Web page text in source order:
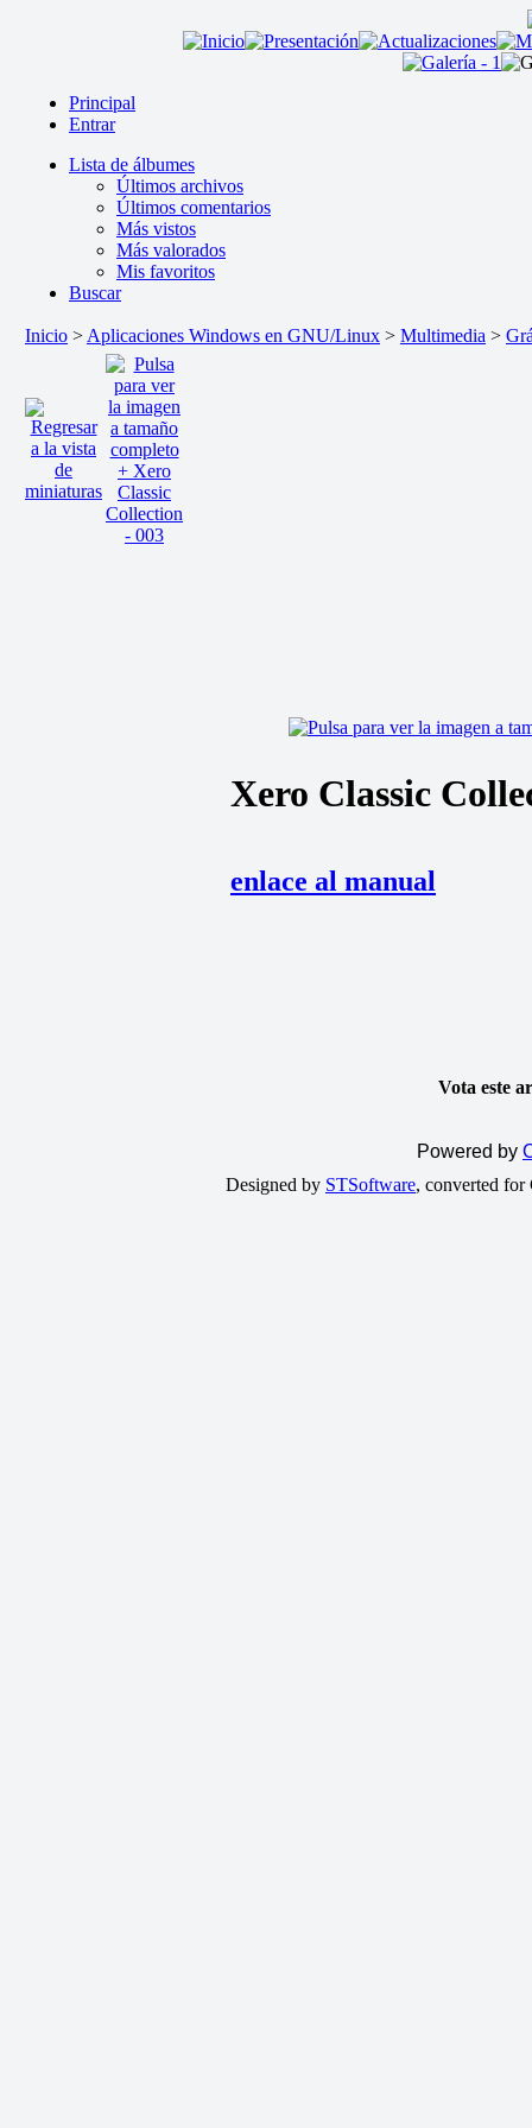
Principal
Entrar
Lista de álbumes
Últimos archivos
Últimos comentarios
Más vistos
Más valorados
Mis favoritos
Buscar
Inicio > Aplicaciones Windows en GNU/Linux > Multimedia >
Xero Classic
enlace al manual
Vota este
Powered by
Designed by STSoftware, converted